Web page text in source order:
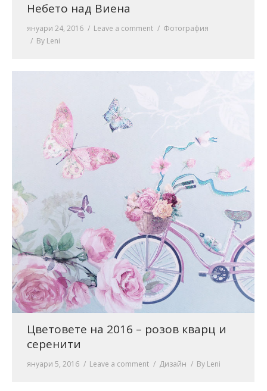
Небето над Виена
януари 24, 2016 Leave a comment
Фотография
By Leni
Цветовете на 2016 – розов кварц и
серенити
януари 5, 2016 Leave a comment Дизайн By Leni